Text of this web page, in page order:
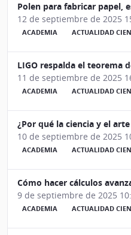
Polen para fabricar papel,
12 de septiembre de 2025
ACADEMIA ACTUALIDAD
LIGO respalda el teorema
11 de septiembre de 2025
ACADEMIA ACTUALIDAD
¿Por qué la ciencia y el
10 de septiembre de 2025
ACADEMIA ACTUALIDAD
Cómo hacer cálculos
9 de septiembre de 2025
ACADEMIA ACTUALIDAD